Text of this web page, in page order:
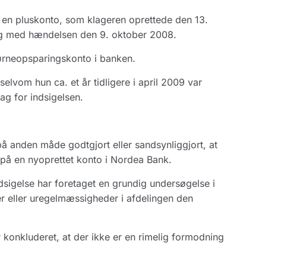
pluskonto, som klageren oprettede den 13.
med hændelsen den 9. oktober 2008.
i banken.
hun ca. et år tidligere i april 2009 var
for indsigelsen.
anden måde godtgjort eller sandsynliggjort, at
en nyoprettet konto i Nordea Bank.
har foretaget en grundig undersøgelse i
eller uregelmæssigheder i afdelingen den
at der ikke er en rimelig formodning